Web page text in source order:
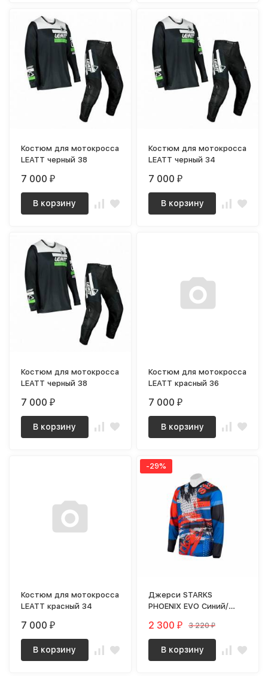
Костюм для мотокросса
LEATT черный 38
7 000₽
В корзину
Костюм для мотокросса
LEATT черный 34
7 000₽
В корзину
Костюм для мотокросса
LEATT черный 38
7 000₽
В корзину
Костюм для мотокросса
LEATT красный 36
7 000₽
В корзину
Костюм для мотокросса
LEATT красный 34
7 000₽
В корзину
-29%
Джерси STARKS
PHOENIX EVO Синий/
2 300₽ 3 220₽
В корзину